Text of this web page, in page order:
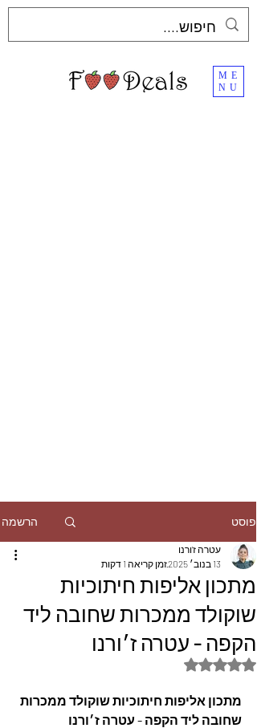
ME
NU
פוסט הרשמה
מתכון אליפות חיתוכיות
שוקולד ממכרות שחובה ליד
הקפה - עטרה ז׳ורנו
עטרה ז'ורנו
13 בנוב׳ 2025
זמן קריאה 1 דקות
דירוג של NaN מתוך 5 כוכבים
מתכון אליפות חיתוכיות שוקולד ממכרות
שחובה ליד הקפה - עטרה ז׳ורנו